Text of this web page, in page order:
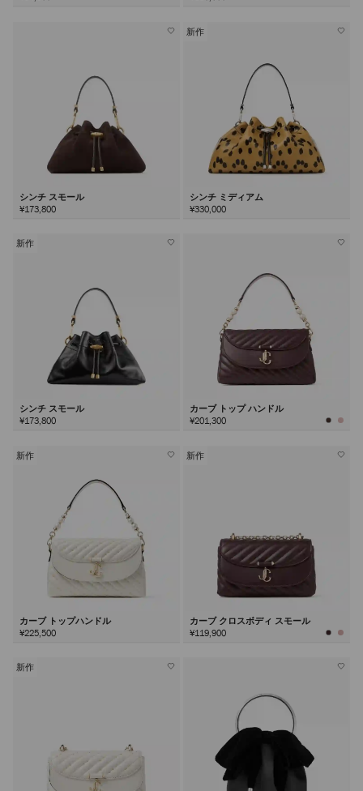
シンチ スモール
¥173,800
新作
シンチ ミディアム
¥330,000
新作
シンチ スモール
¥173,800
カーブ トップ ハンドル
¥201,300
新作
カーブ トップハンドル
¥225,500
新作
カーブ クロスボディ スモール
¥119,900
新作